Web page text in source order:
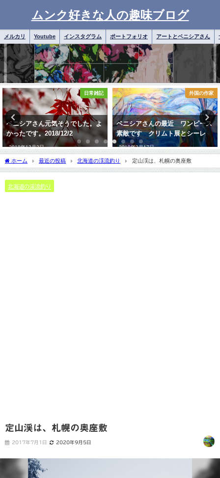
ムンク好きな人の趣味ブログ
メルカリ Youtube インスタグラム ポートフォリオ アートとベニシアさん
外国の作家
ベニシアさんの最近 ワンピース
素敵です クリムト展とシーレ
2019年2月17日
アートとベニシアさん
ベニシアさんと歌、たましいと母
国語
2020年2月2日
ホーム 最近の投稿 北海道の渓流釣り 定山渓は、札幌の奥座敷
北海道の渓流釣り
定山渓は、札幌の奥座敷
2017年7月1日 2020年9月5日